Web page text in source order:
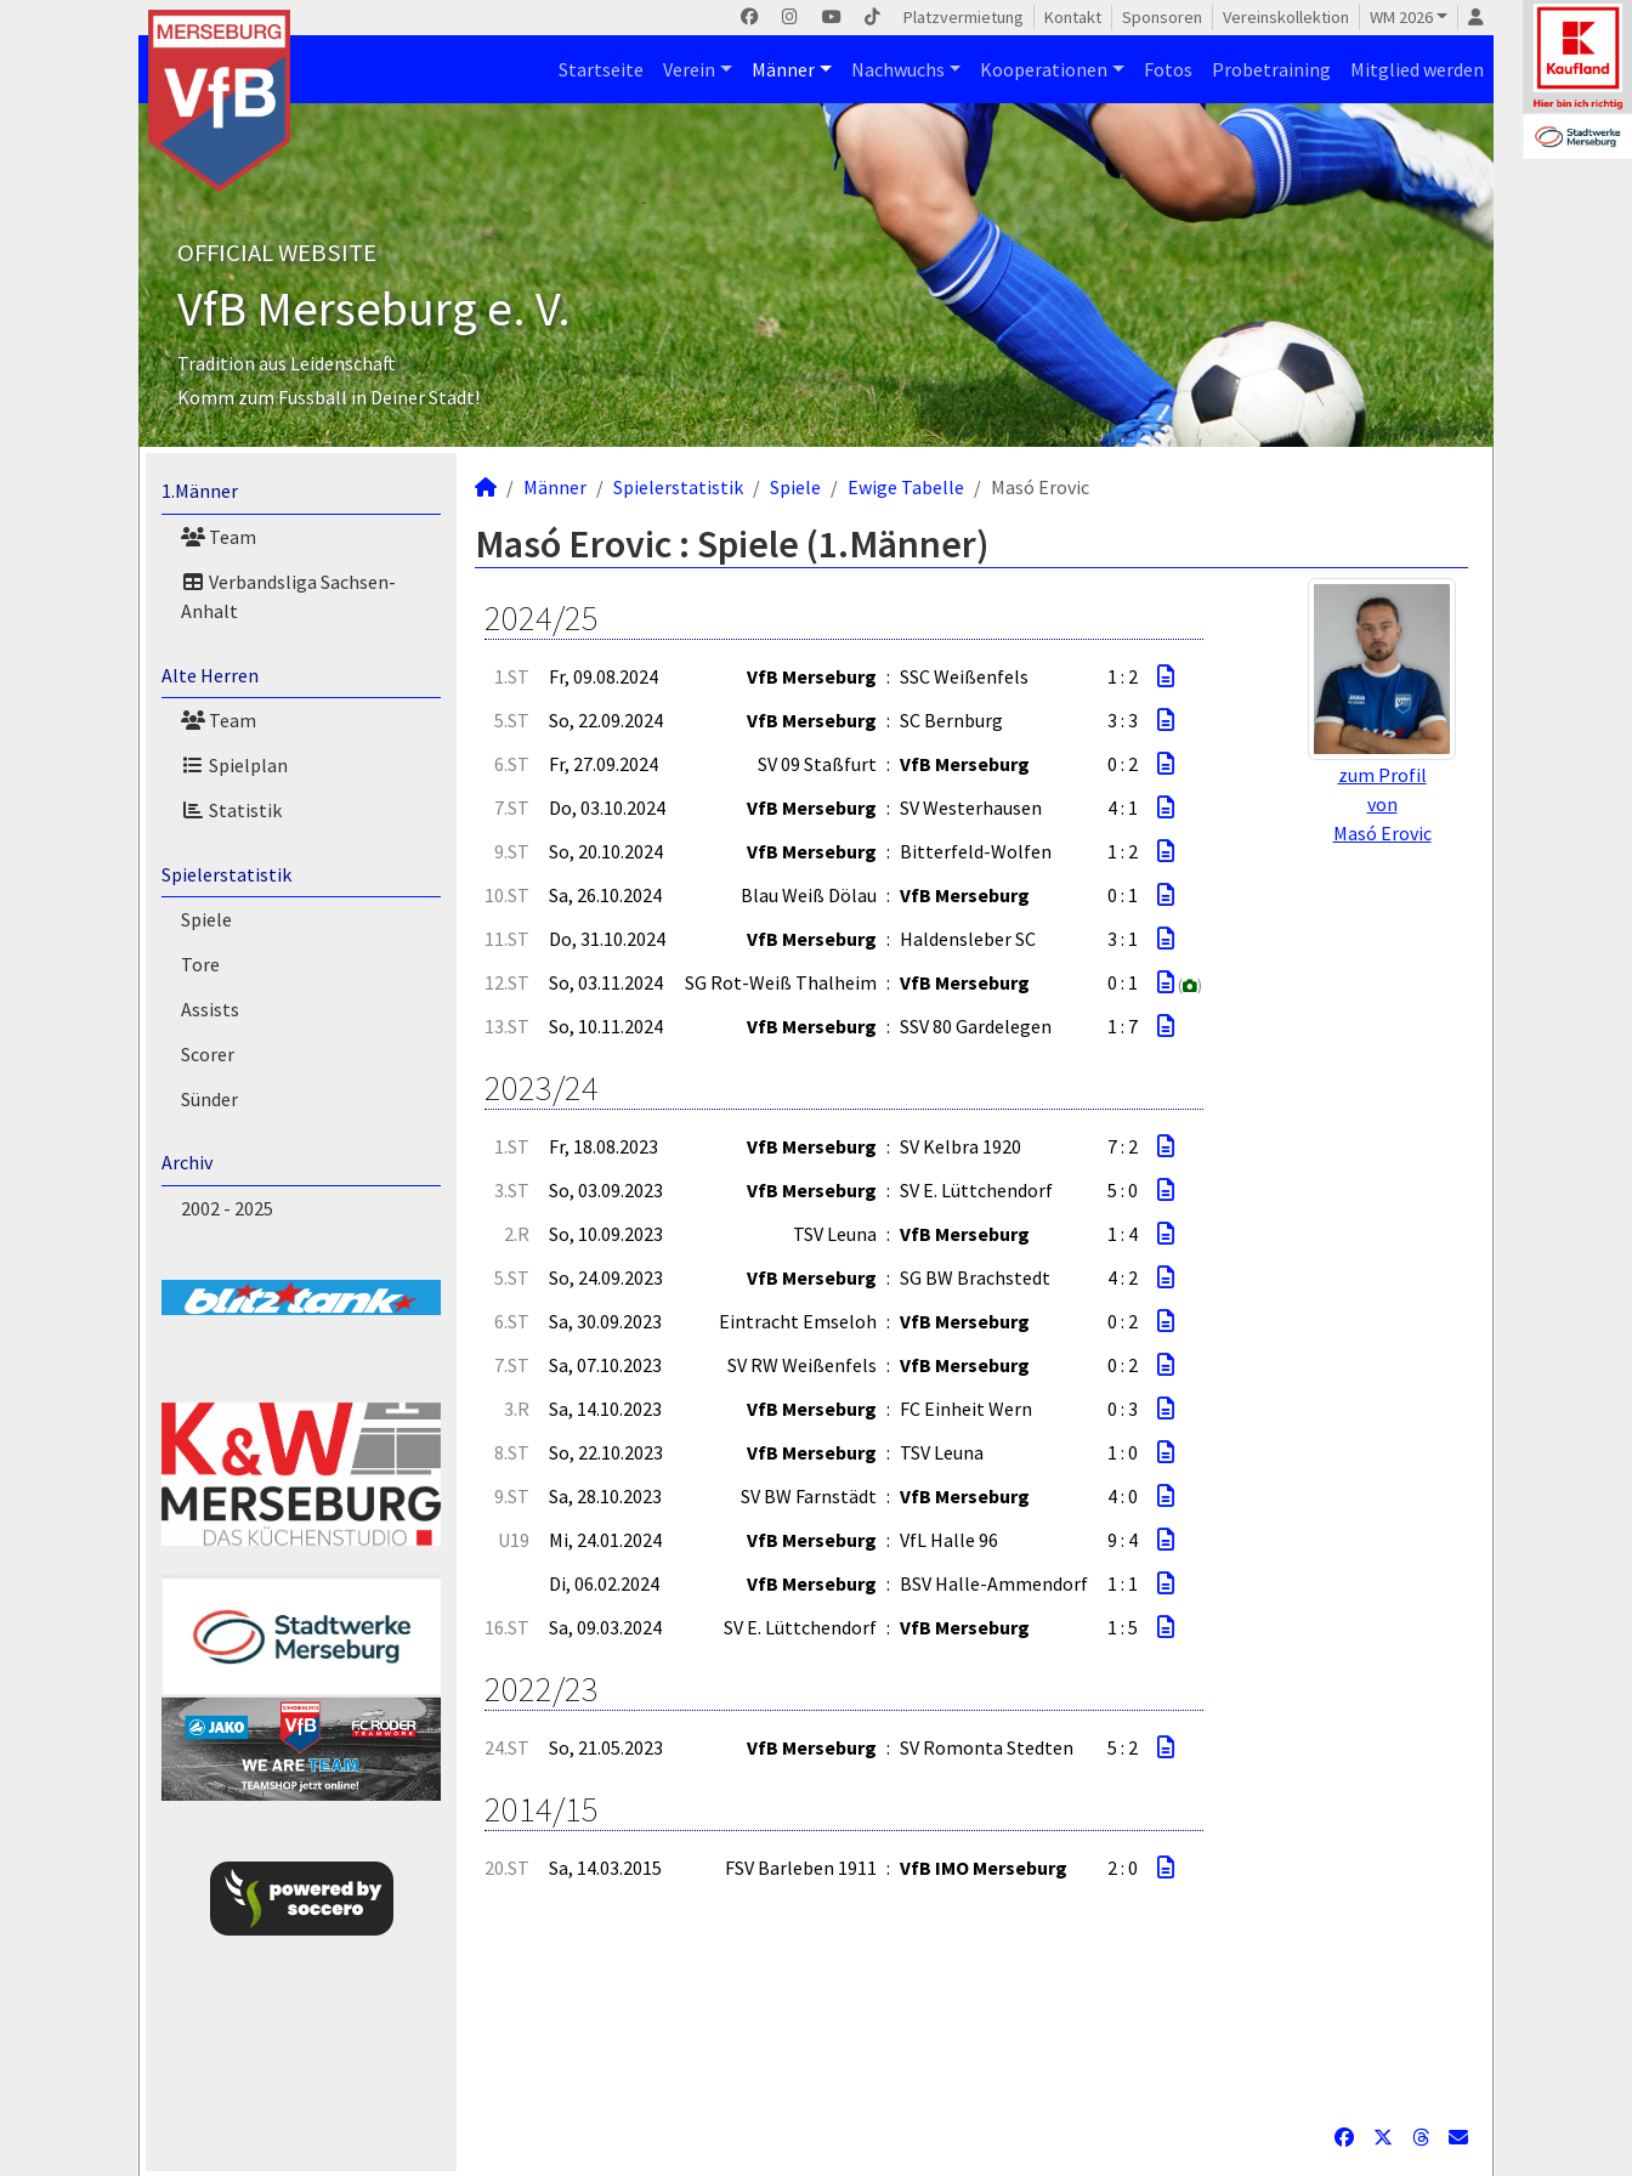
Platzvermietung Kontakt Sponsoren Vereinskollektion WM 2026
Startseite Verein Männer Nachwuchs Kooperationen Fotos Probetraining Mitglied werden
OFFICIAL WEBSITE
VfB Merseburg e. V.
Tradition aus Leidenschaft
Komm zum Fussball in Deiner Stadt!
1.Männer
Team
Verbandsliga Sachsen-
Anhalt
Alte Herren
Team
Spielplan
Statistik
Spielerstatistik
Spiele
Tore
Assists
Scorer
Sünder
Archiv
2002 - 2025
Männer Spielerstatistik Spiele Ewige Tabelle Masó Erovic
Masó Erovic : Spiele (1.Männer)
zum Profil
von
Masó Erovic
2024/25
1.ST Fr, 09.08.2024 VfB Merseburg : SSC Weißenfels
1 : 2
5.ST
So, 22.09.2024 VfB Merseburg : SC Bernburg
3 : 3
6.ST
Fr, 27.09.2024 SV 09 Staßfurt : VfB Merseburg
0 : 2
7.ST
Do, 03.10.2024 VfB Merseburg : SV Westerhausen
4 : 1
9.ST
So, 20.10.2024 VfB Merseburg : Bitterfeld-Wolfen
1 : 2
10.ST
Sa, 26.10.2024 Blau Weiß Dölau : VfB Merseburg
0 : 1
11.ST
Do, 31.10.2024 VfB Merseburg : Haldensleber SC
3 : 1
12.ST
So, 03.11.2024 SG Rot-Weiß Thalheim : VfB Merseburg 0 : 1 ( )
13.ST So, 10.11.2024 VfB Merseburg : SSV 80 Gardelegen 1 : 7
2023/24
1.ST Fr, 18.08.2023 VfB Merseburg : SV Kelbra 1920
7 : 2
3.ST
So, 03.09.2023 VfB Merseburg : SV E. Lüttchendorf
5 : 0
2.R
So, 10.09.2023 TSV Leuna : VfB Merseburg
1 : 4
5.ST
So, 24.09.2023 VfB Merseburg : SG BW Brachstedt
4 : 2
6.ST
Sa, 30.09.2023 Eintracht Emseloh : VfB Merseburg
0 : 2
7.ST
Sa, 07.10.2023 SV RW Weißenfels : VfB Merseburg
0 : 2
3.R
Sa, 14.10.2023 VfB Merseburg : FC Einheit Wern
0 : 3
8.ST
So, 22.10.2023 VfB Merseburg : TSV Leuna
1 : 0
9.ST
Sa, 28.10.2023 SV BW Farnstädt : VfB Merseburg
4 : 0
U19
Mi, 24.01.2024 VfB Merseburg : VfL Halle 96
9 : 4
Di, 06.02.2024
VfB Merseburg : BSV Halle-Ammendorf
1 : 1
16.ST
Sa, 09.03.2024 SV E. Lüttchendorf : VfB Merseburg 1 : 5
2022/23
24.ST So, 21.05.2023 VfB Merseburg : SV Romonta Stedten 5 : 2
2014/15
20.ST Sa, 14.03.2015 FSV Barleben 1911 : VfB IMO Merseburg 2 : 0